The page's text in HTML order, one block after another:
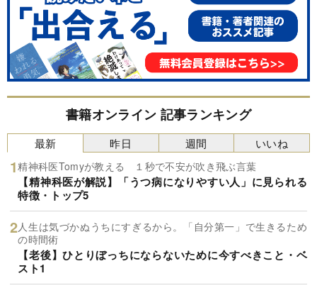
書籍オンライン 記事ランキング
最新
精神科医Tomyが教える １秒で不安が吹き飛ぶ言葉
【精神科医が解説】「うつ病になりやすい人」に見られる
特徴・トップ5
人生は気づかぬうちにすぎるから。「自分第一」で生きるため
の時間術
【老後】ひとりぼっちにならないために今すべきこと・ベ
スト1
昨日 週間 いいね